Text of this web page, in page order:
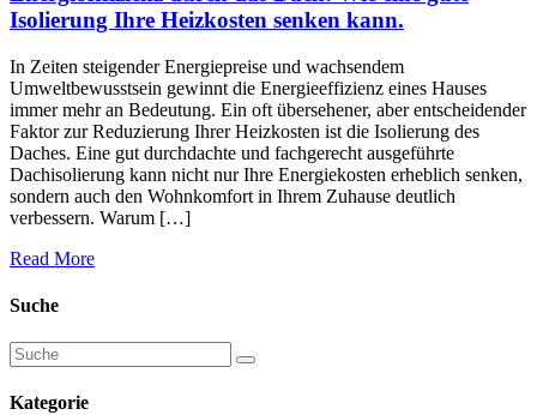
Isolierung Ihre Heizkosten senken kann.
In Zeiten steigender Energiepreise und wachsendem
Umweltbewusstsein gewinnt die Energieeffizienz eines Hauses
immer mehr an Bedeutung. Ein oft übersehener, aber entscheidender
Faktor zur Reduzierung Ihrer Heizkosten ist die Isolierung des
Daches. Eine gut durchdachte und fachgerecht ausgeführte
Dachisolierung kann nicht nur Ihre Energiekosten erheblich senken,
sondern auch den Wohnkomfort in Ihrem Zuhause deutlich
verbessern. Warum […]
Read More
Suche
Kategorie